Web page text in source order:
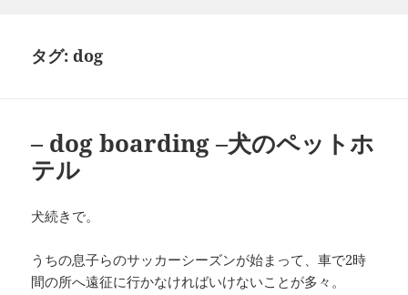
タグ:dog
– dog boarding –犬のペットホ
テル
犬続きで。
うちの息子らのサッカーシーズンが始まって、車で2時
間の所へ遠征に行かなければいけないことが多々。